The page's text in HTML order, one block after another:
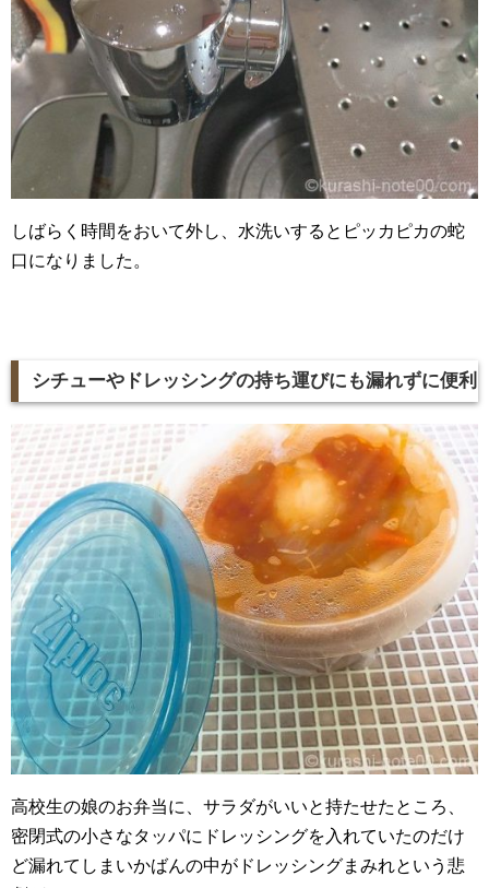
しばらく時間をおいて外し、水洗いするとピッカピカの蛇
口になりました。
シチューやドレッシングの持ち運びにも漏れずに便利
高校生の娘のお弁当に、サラダがいいと持たせたところ、
密閉式の小さなタッパにドレッシングを入れていたのだけ
ど漏れてしまいかばんの中がドレッシングまみれという悲